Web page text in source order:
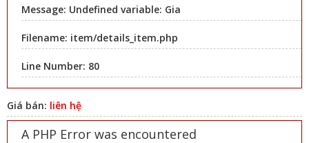
Message: Undefined variable: Gia
Filename: item/details_item.php
Line Number: 80
Giá bán: liên hệ
A PHP Error was encountered